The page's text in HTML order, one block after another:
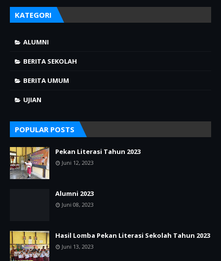
KATEGORI
ALUMNI
BERITA SEKOLAH
BERITA UMUM
UJIAN
POPULAR POSTS
Pekan Literasi Tahun 2023
Juni 12, 2023
Alumni 2023
Juni 08, 2023
Hasil Lomba Pekan Literasi Sekolah Tahun 2023
Juni 13, 2023